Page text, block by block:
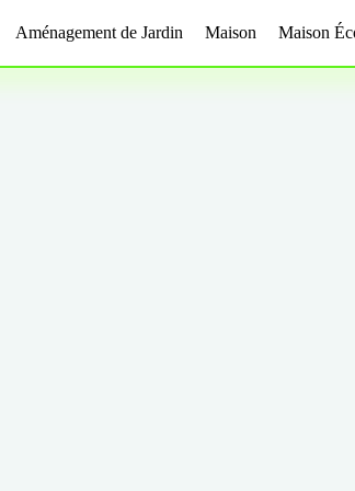
Aménagement de Jardin Maison Maison